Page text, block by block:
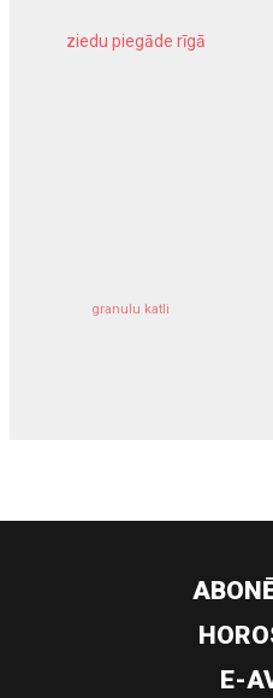
ziedu piegāde rīgā
granulu katli
E-